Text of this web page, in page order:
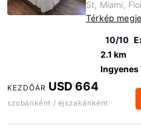
St, Miami,
Térkép
10/10
2.1 km
Ingyenes
KEZDŐÁR USD 664
szobánként / éjszakánként